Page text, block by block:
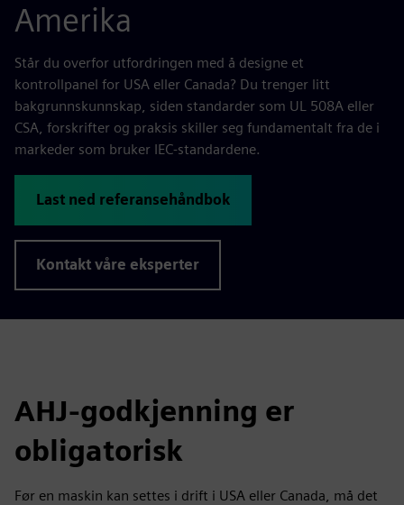
Amerika
Står du overfor utfordringen med å designe et
kontrollpanel for USA eller Canada? Du trenger litt
bakgrunnskunnskap, siden standarder som UL 508A eller
CSA, forskrifter og praksis skiller seg fundamentalt fra de i
markeder som bruker IEC-standardene.
Last ned referansehåndbok
Kontakt våre eksperter
AHJ-godkjenning er
obligatorisk
Før en maskin kan settes i drift i USA eller Canada, må det